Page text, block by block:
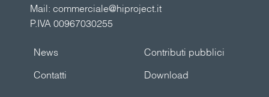
Mail: commerciale@hiproject.it
P.IVA 00967030255
Contributi pubblici
News
Download
Contatti